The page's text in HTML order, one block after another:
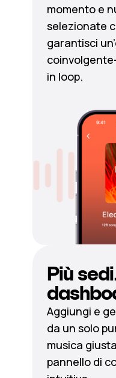
momento e
selezionate
garantisci
in loop.
Più
Aggiungi e
da un solo
musica
pannello di